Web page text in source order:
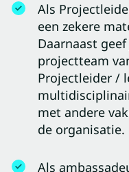
Als
een zekere
Daarnaast
projectteam
Projectleider /
met andere
de organisatie.
Als